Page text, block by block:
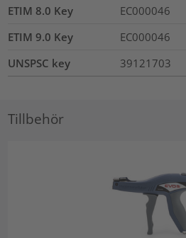
ETIM 8.0 Key
EC000046
ETIM 9.0 Key
EC000046
UNSPSC key
39121703
Tillbehör